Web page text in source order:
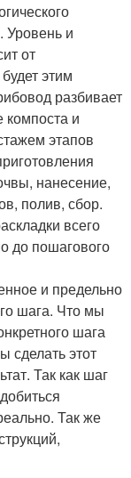
Уровень и
от
этим
разбивает
компоста и
этапов
нанесение,
полив, сбор.
всего
до пошагового
и предельно
шага. Что мы
шага
сделать этот
Так как шаг
Так же